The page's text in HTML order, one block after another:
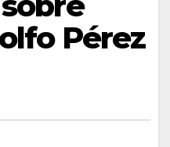
Pérez